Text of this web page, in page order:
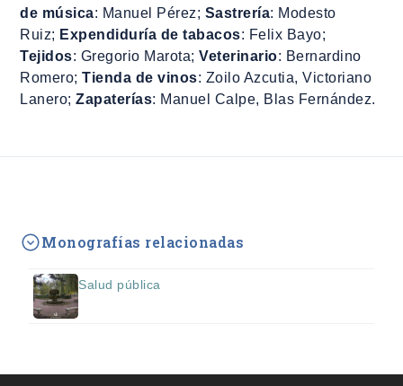
de música: Manuel Pérez; Sastrería: Modesto
Ruiz; Expendiduría de tabacos: Felix Bayo;
Tejidos: Gregorio Marota;Veterinario: Bernardino
Romero;Tienda de vinos: Zoilo Azcutia, Victoriano
Lanero;Zapaterías: Manuel Calpe, Blas Fernández.
Monografías relacionadas
Salud pública